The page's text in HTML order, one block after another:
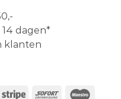
dagen*
klanten